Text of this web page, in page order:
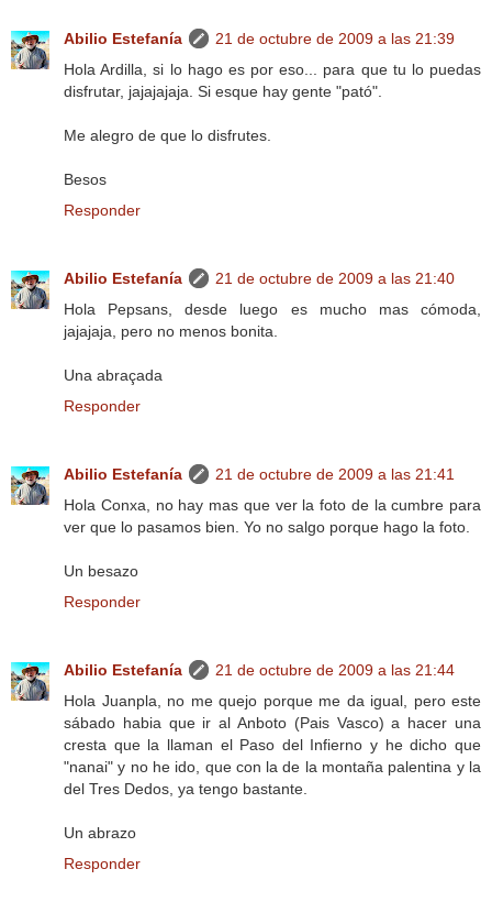
Abilio Estefanía
21 de octubre de 2009 a las 21:39
Hola Ardilla, si lo hago es por eso... para que tu lo puedas
disfrutar, jajajajaja. Si esque hay gente "pató".
Me alegro de que lo disfrutes.
Besos
Responder
Abilio Estefanía
21 de octubre de 2009 a las 21:40
Hola Pepsans, desde luego es mucho mas cómoda,
jajajaja, pero no menos bonita.
Una abraçada
Responder
Abilio Estefanía
21 de octubre de 2009 a las 21:41
Hola Conxa, no hay mas que ver la foto de la cumbre para
ver que lo pasamos bien. Yo no salgo porque hago la foto.
Un besazo
Responder
Abilio Estefanía
21 de octubre de 2009 a las 21:44
Hola Juanpla, no me quejo porque me da igual, pero este
sábado habia que ir al Anboto (Pais Vasco) a hacer una
cresta que la llaman el Paso del Infierno y he dicho que
"nanai" y no he ido, que con la de la montaña palentina y la
del Tres Dedos, ya tengo bastante.
Un abrazo
Responder